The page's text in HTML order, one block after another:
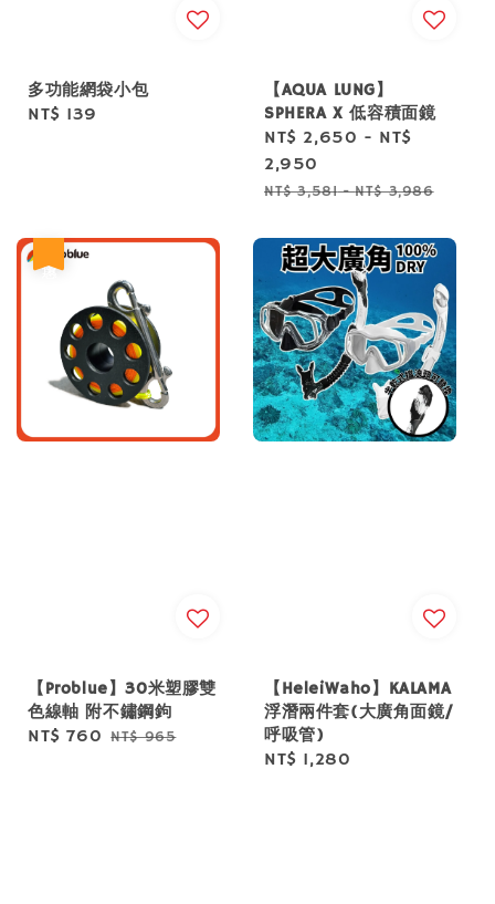
多功能網袋小包
Regular
NT$ 139
【AQUA LUNG】
SPHERA X 低容積面鏡
Sale
price
NT$ 2,650 - NT$
2,950
Regular
NT$ 3,581-NT$ 3,986
【Problue】30米塑膠雙
色線軸 附不鏽鋼鉤
Sale
NT$ 760 Regular
NT$ 965
【HeleiWaho】KALAMA
浮潛兩件套(大廣角面鏡/
呼吸管)
Regular
NT$ 1,280